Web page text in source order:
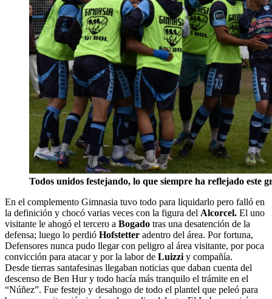
Todos unidos festejando, lo que siempre ha reflejado este
En el complemento Gimnasia tuvo todo para liquidarlo pero falló en
la definición y chocó varias veces con la figura del Alcorcel. El uno
visitante le ahogó el tercero a Bogado tras una desatención de la
defensa; luego lo perdió Hofstetter adentro del área. Por fortuna,
Defensores nunca pudo llegar con peligro al área visitante, por poca
convicción para atacar y por la labor de Luizzi y compañía.
Desde tierras santafesinas llegaban noticias que daban cuenta del
descenso de Ben Hur y todo hacía más tranquilo el trámite en el
“Núñez”. Fue festejo y desahogo de todo el plantel que peleó para